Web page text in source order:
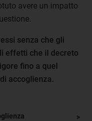
avere un impatto
senza che gli
effetti che il decreto
fino a quel
accoglienza.